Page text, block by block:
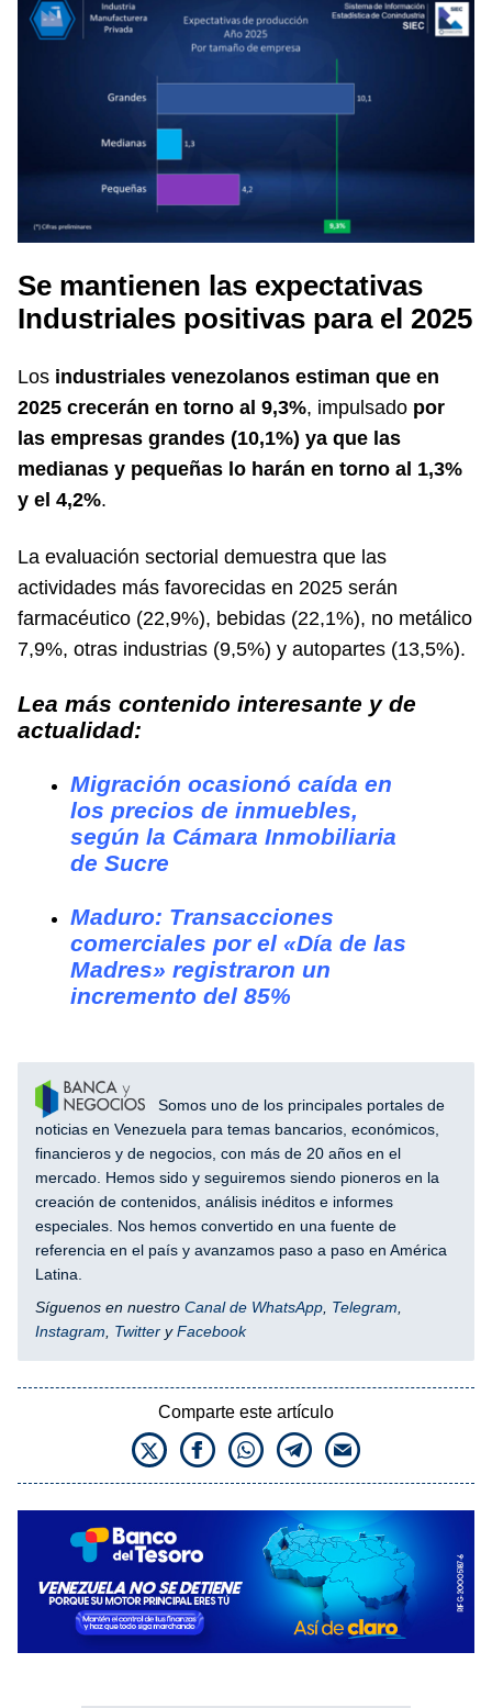
Se mantienen las expectativas
Industriales positivas para el 2025
Los industriales venezolanos estiman que en
2025 crecerán en torno al 9,3%, impulsado por
las empresas grandes (10,1%) ya que las
medianas y pequeñas lo harán en torno al 1,3%
y el 4,2%.
La evaluación sectorial demuestra que las
actividades más favorecidas en 2025 serán
farmacéutico (22,9%), bebidas (22,1%), no metálico
7,9%, otras industrias (9,5%) y autopartes (13,5%).
Lea más contenido interesante y de
actualidad:
Migración ocasionó caída en
los precios de inmuebles,
según la Cámara Inmobiliaria
de Sucre
Maduro: Transacciones
comerciales por el «Día de las
Madres» registraron un
incremento del 85%
Somos uno de los principales portales de
noticias en Venezuela para temas bancarios, económicos,
financieros y de negocios, con más de 20 años en el
mercado. Hemos sido y seguiremos siendo pioneros en la
creación de contenidos, análisis inéditos e informes
especiales. Nos hemos convertido en una fuente de
referencia en el país y avanzamos paso a paso en América
Latina.
Síguenos en nuestro Canal de WhatsApp, Telegram,
Instagram, Twitter yFacebook
Comparte este artículo